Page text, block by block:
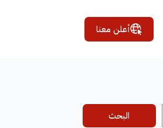
أعلن معنا
البحث